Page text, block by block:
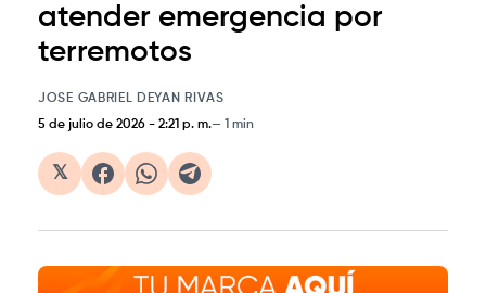
atender emergencia por
terremotos
JOSE GABRIEL DEYAN RIVAS
5 de julio de 2026 - 2:21 p. m. 1 min
𝕏